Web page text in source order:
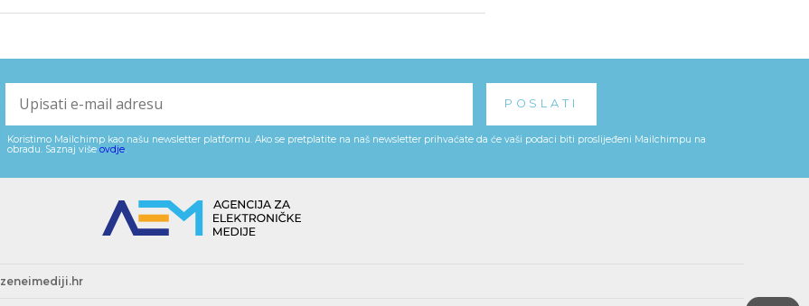
Koristimo Mailchimp kao našu newsletter platformu. Ako se pretplatite na naš newsletter prihvaćate da će vaši podaci biti proslijeđeni Mailchimpu na
obradu. Saznaj više ovdje.
zeneimediji.hr